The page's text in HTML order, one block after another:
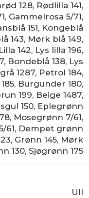
128, Rødlilla 141,
, Gammelrosa 5/71,
151, Kongeblå
143, Mørk blå 149,
Lilla 142, Lys lilla 196,
, Bondeblå 138, Lys
1287, Petrol 184,
, Burgunder 180,
199, Beige 1487,
150, Eplegrønn
, Mosegrønn 7/61,
61, Dempet grønn
, Grønn 145, Mørk
130, Sjøgrønn 175
Ull